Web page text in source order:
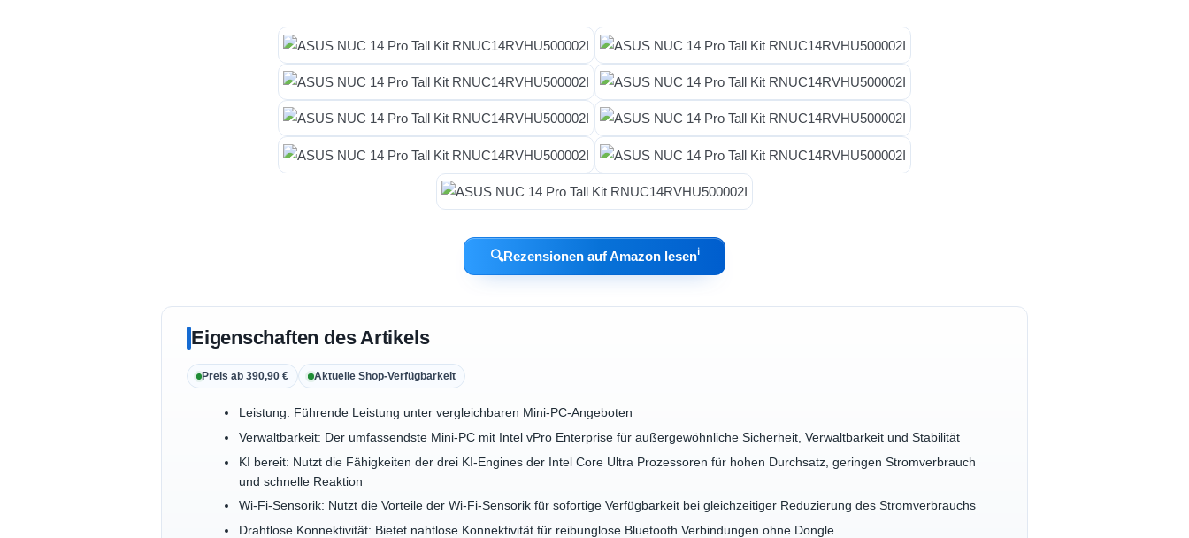
🔍Rezensionen auf Amazon lesenℹ︎
Eigenschaften des Artikels
Preis ab 390,90 € Aktuelle Shop-Verfügbarkeit
Leistung: Führende Leistung unter vergleichbaren Mini-PC-Angeboten
Verwaltbarkeit: Der umfassendste Mini-PC mit Intel vPro Enterprise für außergewöhnliche Sicherheit, Verwaltbarkeit und Stabilität
KI bereit: Nutzt die Fähigkeiten der drei KI-Engines der Intel Core Ultra Prozessoren für hohen Durchsatz, geringen Stromverbrauch
und schnelle Reaktion
Wi-Fi-Sensorik: Nutzt die Vorteile der Wi-Fi-Sensorik für sofortige Verfügbarkeit bei gleichzeitiger Reduzierung des Stromverbrauchs
Drahtlose Konnektivität: Bietet nahtlose Konnektivität für reibunglose Bluetooth Verbindungen ohne Dongle